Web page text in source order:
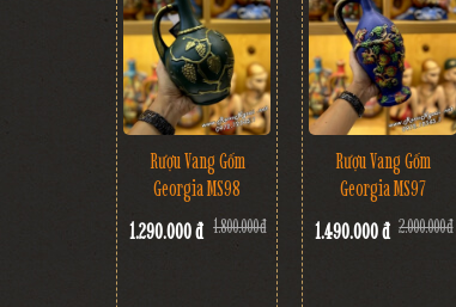
Rượu Vang Gốm
Georgia MS98
1.290.000 đ 1.800.000 đ
Rượu Vang Gốm
Georgia MS97
1.490.000 đ 2.000.000 đ